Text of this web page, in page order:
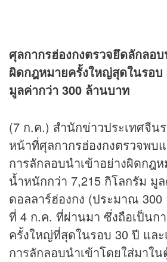
ศุลกากรฮ่องกงตรวจยึดลักลอบ
ผิดกฎหมายครั้งใหญ่สุดในรอบ
มูลค่ากว่า 300 ล้านบาท
(7 ก.ค.) สำนักข่าวประเทศจีน
หน้าที่ศุลกากรฮ่องกงตรวจพบ
การลักลอบนำเข้าอย่างผิดกฎ
น้ำหนักกว่า 7,215 กิโลกรัม มู
ดอลลาร์ฮ่องกง (ประมาณ
ที่ 4 ก.ค. ที่ผ่านมา ซึ่งถือเป็นก
ครั้งใหญ่ที่สุดในรอบ 30 ปี แล
การลักลอบนำเข้าโดยใส่มาใ